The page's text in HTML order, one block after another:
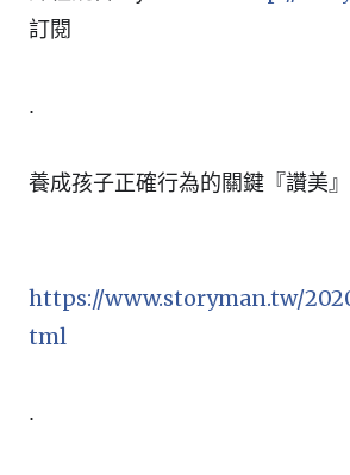
訂閱
.
養成孩子正確行為的關鍵『讚美』
https://www.storyman.tw/
tml
.